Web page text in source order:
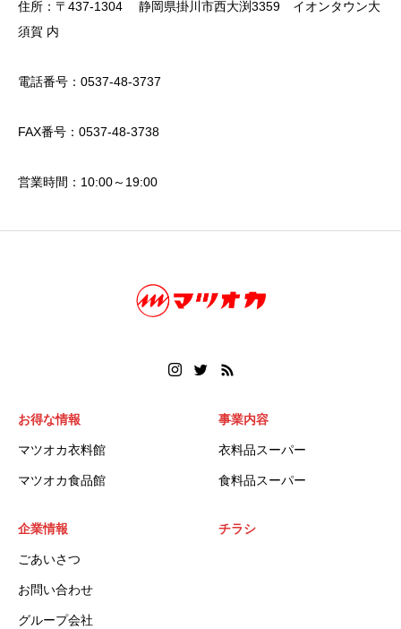
住所：〒437-1304 静岡県掛川市西大渕3359 イオンタウン大
須賀 内
電話番号：0537-48-3737
FAX番号：0537-48-3738
営業時間：10:00～19:00
お得な情報
マツオカ衣料館
マツオカ食品館
事業内容
衣料品スーパー
食料品スーパー
企業情報
ごあいさつ
お問い合わせ
グループ会社
チラシ